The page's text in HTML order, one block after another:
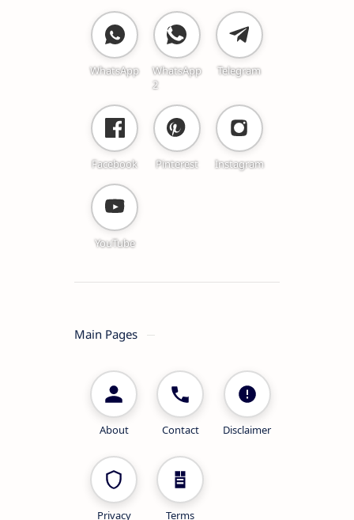
WhatsApp
WhatsApp
2
Telegram
Facebook Pinterest Instagram
YouTube
Main Pages
About Contact Disclaimer
Privacy Terms